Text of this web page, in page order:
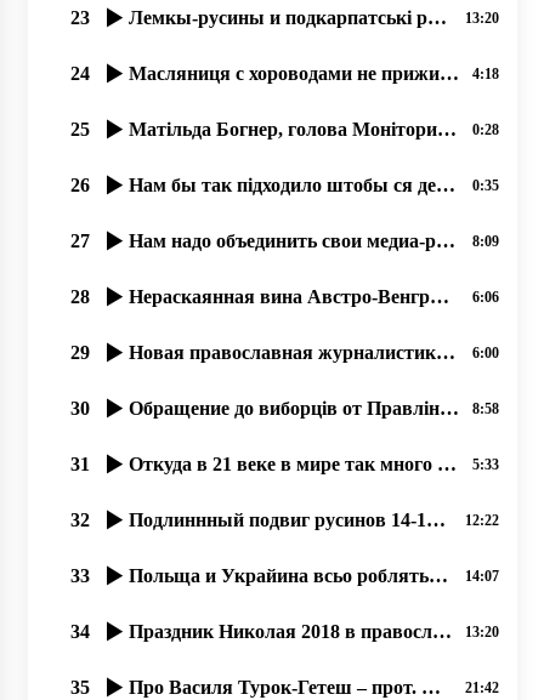
23 Лемкы-русины и подкарпатські русины – народ-мученик, 21.07.2020 13:20
24 Масляниця с хороводами не прижилася русинам, но палачінты АЙ! 4:18
25 Матільда Богнер, голова Моніторингової місії ООН з прав людини в України 17 09 2019 0:28
26 Нам бы так підходило штобы ся держава збереглася, ми в ній тулько много надій поклали 0:35
27 Нам надо объединить свои медиа-ресурсы, 25.06.2020 8:09
28 Нераскаянная вина Австро-Венгрии перед русинами (1914-1918) 6:06
29 Новая православная журналистика, как следствие гонений на Православную Церковь. 02.07.2020 6:00
30 Обращение до виборців от Правління тов. ім. Кирила та Мефодія, Ужгород. 24.06.20. 8:58
31 Откуда в 21 веке в мире так много узурпаторов власти؟ 5:33
32 Подлиннный подвиг русинов 14-15 марта 1939 года, остановивших гос. переворот. 12:22
33 Польща и Украйина всьо роблять обы їх злочины против мирных русинов не открылися. .. 07.2020 14:07
34 Праздник Николая 2018 в православном соборҍ г. Ужгород. 13:20
35 Про Василя Турок-Гетеш – прот. Димитрій Сидор. 24.01.2020 21:42